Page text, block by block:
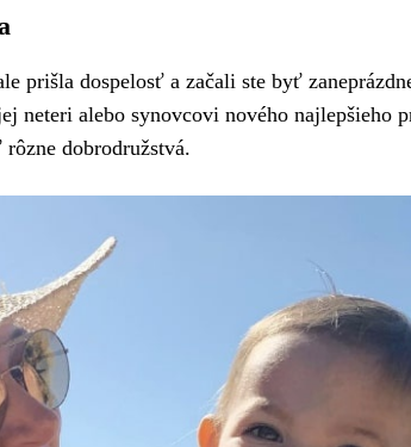
prišla dospelosť a začali ste byť
neteri alebo synovcovi nového najlepšieho
dobrodružstvá.